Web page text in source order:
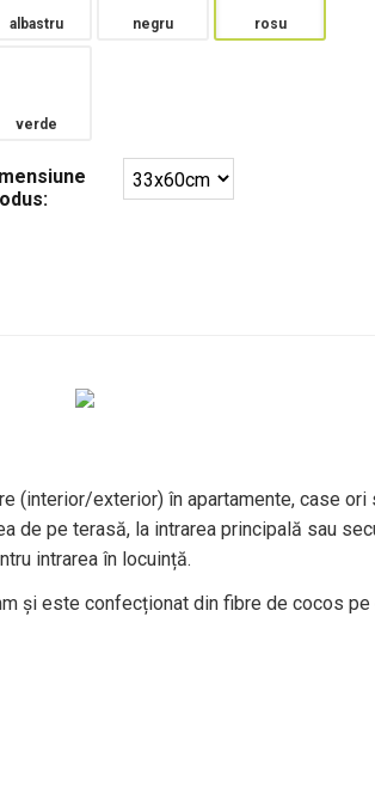
albastru negru rosu
verde
(interior/exterior) în apartamente, case ori
de pe terasă, la intrarea principală sau
intrarea în locuință.
și este confecționat din fibre de cocos pe